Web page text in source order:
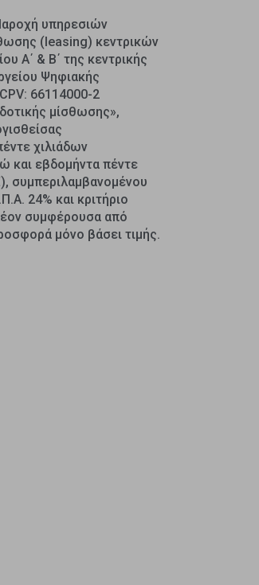
υπηρεσιών
(leasing) κεντρικών
Α΄ & Β΄ της κεντρικής
Ψηφιακής
66114000-2
μίσθωσης»,
χιλιάδων
και εβδομήντα πέντε
συμπεριλαμβανομένου
24% και κριτήριο
συμφέρουσα από
μόνο βάσει τιμής.